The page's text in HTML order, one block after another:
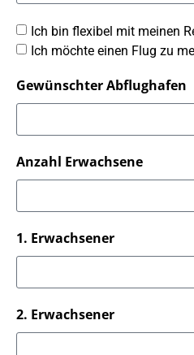
Ich bin flexibel mit meinen
Ich möchte einen Flug zu
Gewünschter Abflughafen
Anzahl Erwachsene
1. Erwachsener
2. Erwachsener